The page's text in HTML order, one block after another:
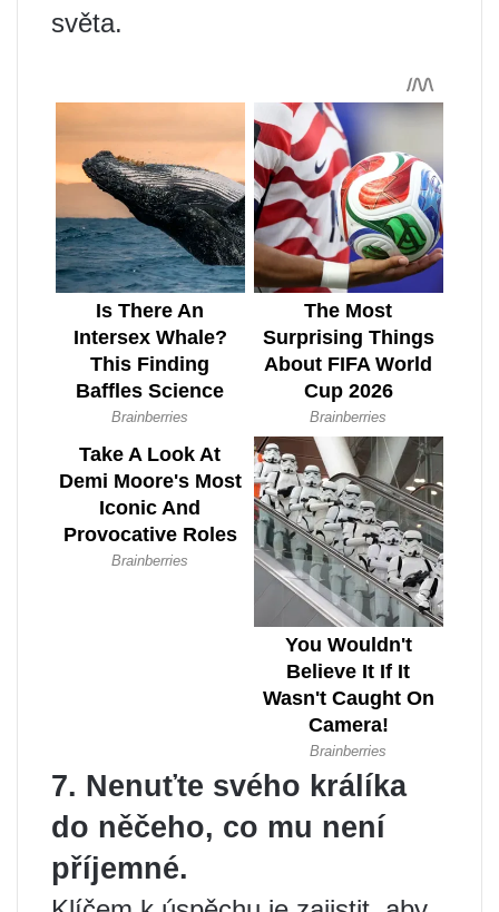
světa.
7. Nenuťte svého králíka
do něčeho, co mu není
příjemné.